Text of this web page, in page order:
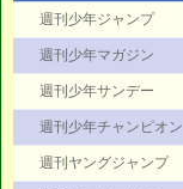
週刊少年ジャンプ
週刊少年マガジン
週刊少年サンデー
週刊少年チャンピオン
週刊ヤングジャンプ